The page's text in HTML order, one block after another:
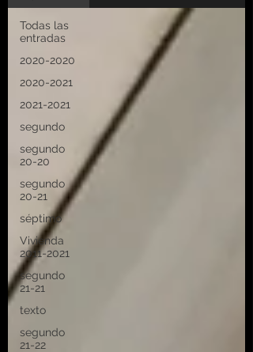
Todas las
entradas
2020-2020
2020-2021
2021-2021
segundo
segundo
20-20
segundo
20-21
séptimo
Vivienda
2011-2021
segundo
21-21
texto
segundo
21-22